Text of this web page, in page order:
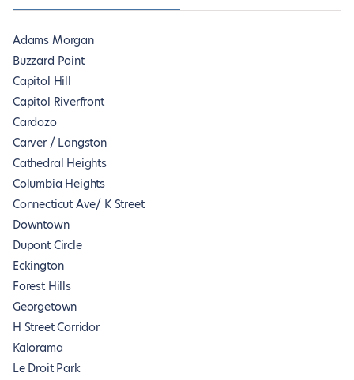
Adams Morgan
Buzzard Point
Capitol Hill
Capitol Riverfront
Cardozo
Carver / Langston
Cathedral Heights
Columbia Heights
Connecticut Ave/ K Street
Downtown
Dupont Circle
Eckington
Forest Hills
Georgetown
H Street Corridor
Kalorama
Le Droit Park